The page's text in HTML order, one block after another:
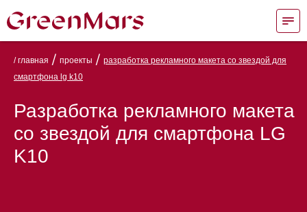
/ главная / проекты / разработка рекламного макета со звездой для
смартфона lg k10
Разработка рекламного макета
со звездой для смартфона LG
K10